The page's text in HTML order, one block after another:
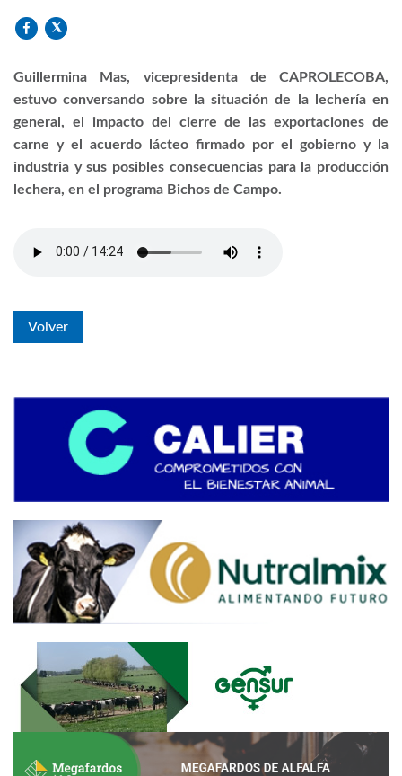
Guillermina Mas, vicepresidenta de CAPROLECOBA,
estuvo conversando sobre la situación de la lechería en
general, el impacto del cierre de las exportaciones de
carne y el acuerdo lácteo firmado por el gobierno y la
industria y sus posibles consecuencias para la producción
lechera, en el programa Bichos de Campo.
Volver